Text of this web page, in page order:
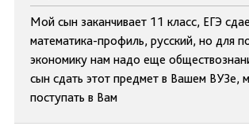
Мой сын заканчивает 11 класс, ЕГЭ
математика-профиль, русский, но для
экономику нам надо еще
сын сдать этот предмет в Вашем ВУЗе,
поступать в Вам